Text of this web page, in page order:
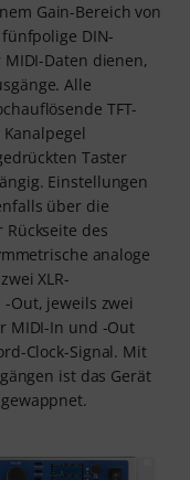
Gain-Bereich von
DIN-
Daten dienen,
Alle
TFT-
Taster
Einstellungen
über die
des
analoge
XLR-
-Out, jeweils zwei
MIDI-In und -Out
Clock-Signal. Mit
ist das Gerät